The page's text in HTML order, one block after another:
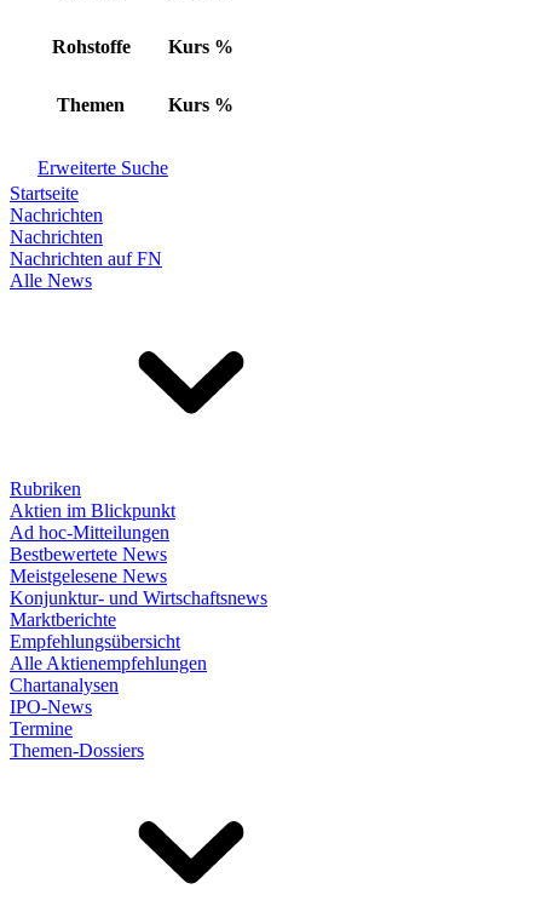
Rohstoffe Kurs %
Themen Kurs %
Erweiterte Suche
Startseite
Nachrichten
Nachrichten
Nachrichten auf FN
Alle News
Rubriken
Aktien im Blickpunkt
Ad hoc-Mitteilungen
Bestbewertete News
Meistgelesene News
Konjunktur- und Wirtschaftsnews
Marktberichte
Empfehlungsübersicht
Alle Aktienempfehlungen
Chartanalysen
IPO-News
Termine
Themen-Dossiers